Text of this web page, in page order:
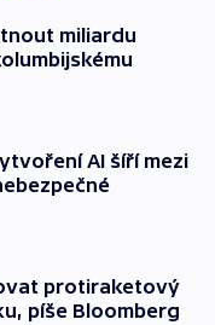
miliardu
AI šíří mezi
protiraketový
píše Bloomberg